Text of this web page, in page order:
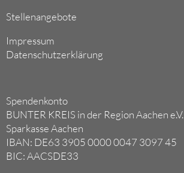
Stellenangebote
Impressum
Datenschutzerklärung
Spendenkonto
BUNTER KREIS in der Region Aachen e.V.
Sparkasse Aachen
IBAN: DE63 3905 0000 0047 3097 45
BIC: AACSDE33